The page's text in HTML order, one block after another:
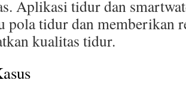
Aplikasi tidur dan
pola tidur dan memberikan
kualitas tidur.